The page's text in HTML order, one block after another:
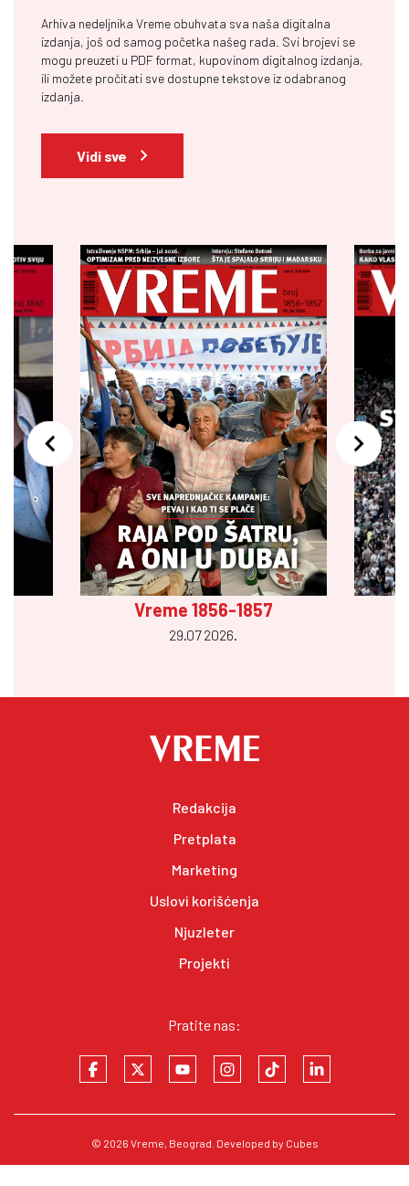
Arhiva nedeljnika Vreme obuhvata sva naša digitalna
izdanja, još od samog početka našeg rada. Svi brojevi se
mogu preuzeti u PDF format, kupovinom digitalnog izdanja,
ili možete pročitati sve dostupne tekstove iz odabranog
izdanja.
Vidi sve
Vreme 1856-1857
29.07 2026.
Redakcija
Pretplata
Marketing
Uslovi korišćenja
Njuzleter
Projekti
Pratite nas:
© 2026 Vreme, Beograd. Developed by Cubes